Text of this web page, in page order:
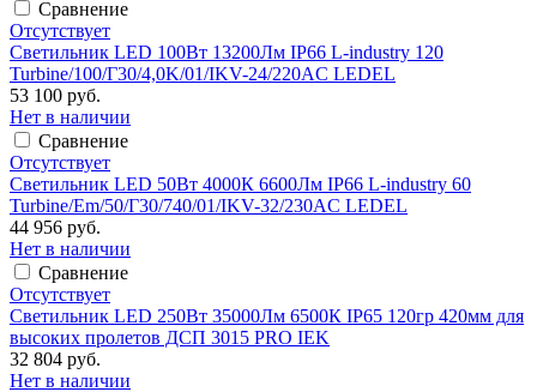
Сравнение
Отсутствует
Светильник LED 100Вт 13200Лм IP66 L-industry 120
Turbine/100/Г30/4,0K/01/IKV-24/220AC LEDEL
53 100 руб.
Нет в наличии
Сравнение
Отсутствует
Светильник LED 50Вт 4000К 6600Лм IP66 L-industry 60
Turbine/Em/50/Г30/740/01/IKV-32/230AC LEDEL
44 956 руб.
Нет в наличии
Сравнение
Отсутствует
Светильник LED 250Вт 35000Лм 6500К IP65 120гр 420мм для
высоких пролетов ДСП 3015 PRO IEK
32 804 руб.
Нет в наличии